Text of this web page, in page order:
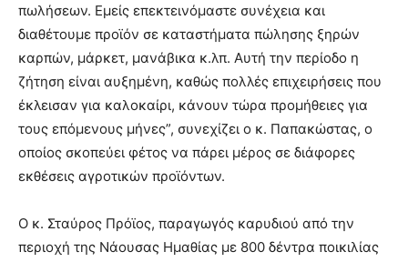
πωλήσεων. Εμείς επεκτεινόμαστε συνέχεια και
διαθέτουμε προϊόν σε καταστήματα πώλησης ξηρών
καρπών, μάρκετ, μανάβικα κ.λπ. Αυτή την περίοδο η
ζήτηση είναι αυξημένη, καθώς πολλές επιχειρήσεις που
έκλεισαν για καλοκαίρι, κάνουν τώρα προμήθειες για
τους επόμενους μήνες”, συνεχίζει ο κ. Παπακώστας, ο
οποίος σκοπεύει φέτος να πάρει μέρος σε διάφορες
εκθέσεις αγροτικών προϊόντων.
Ο κ. Σταύρος Πρόϊος, παραγωγός καρυδιού από την
περιοχή της Νάουσας Ημαθίας με 800 δέντρα ποικιλίας